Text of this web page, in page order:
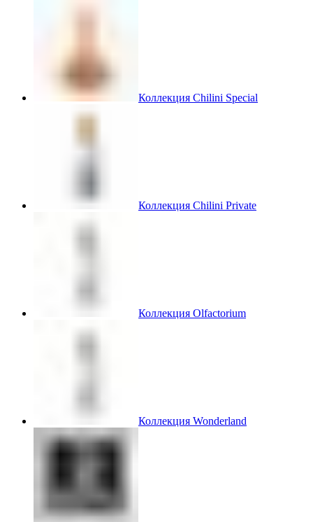
Коллекция Chilini Special
Коллекция Chilini Private
Коллекция Olfactorium
Коллекция Wonderland